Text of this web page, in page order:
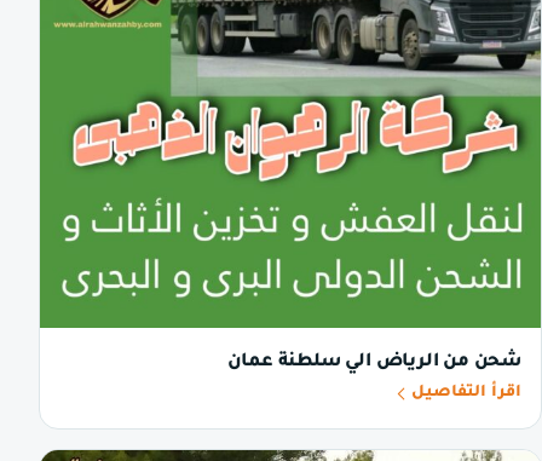
شحن من الرياض الي سلطنة عمان
اقرأ التفاصيل